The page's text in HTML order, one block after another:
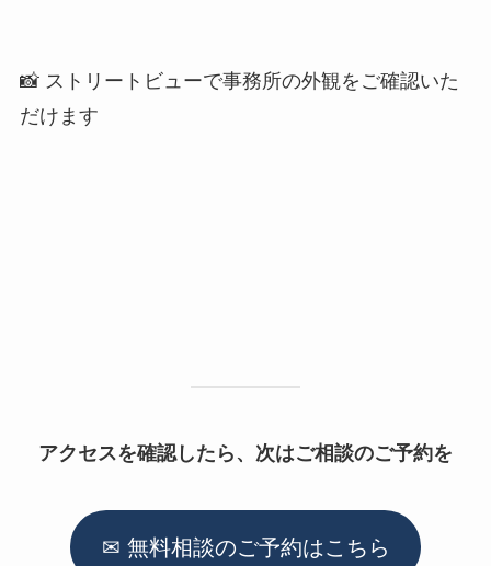
📸 ストリートビューで事務所の外観をご確認いた
だけます
アクセスを確認したら、次はご相談のご予約を
✉ 無料相談のご予約はこちら